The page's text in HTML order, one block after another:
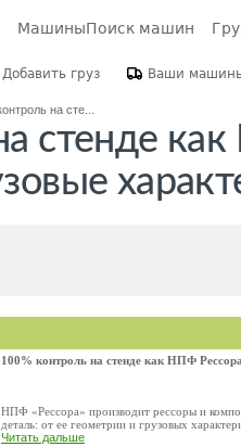
МашиныПоиск машин
Добавить груз Ваши
на сте...
стенде
100% контроль на стенде как НПФ
НПФ «Рессора» производит рессоры и
деталь: от ее геометрии и грузовых
Читать дальше